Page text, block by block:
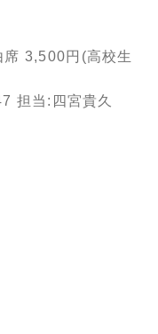
席 3,500円(高校生
担当:四宮貴久